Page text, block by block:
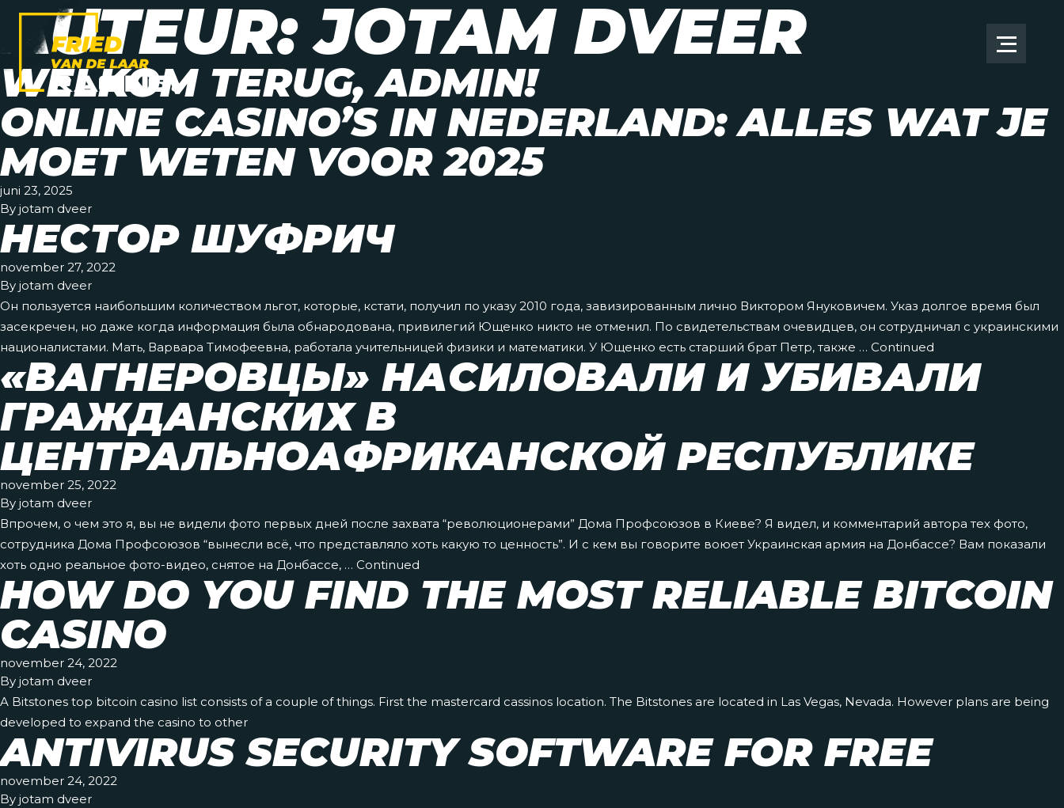
AUTEUR:JOTAM DVEER
WELKOM TERUG, ADMIN!
ONLINE CASINO’S IN NEDERLAND: ALLES WAT JE
MOET WETEN VOOR 2025
juni 23, 2025
By jotam dveer
НЕСТОР ШУФРИЧ
november 27, 2022
By jotam dveer
Он пользуется наибольшим количеством льгот, которые, кстати, получил по указу 2010 года, завизированным лично Виктором Януковичем. Указ долгое время был
засекречен, но даже когда информация была обнародована, привилегий Ющенко никто не отменил. По свидетельствам очевидцев, он сотрудничал с украинскими
националистами. Мать, Варвара Тимофеевна, работала учительницей физики и математики. У Ющенко есть старший брат Петр, также … Continued
«ВАГНЕРОВЦЫ» НАСИЛОВАЛИ И УБИВАЛИ
ГРАЖДАНСКИХ В
ЦЕНТРАЛЬНОАФРИКАНСКОЙ РЕСПУБЛИКЕ
november 25, 2022
By jotam dveer
Впрочем, о чем это я, вы не видели фото первых дней после захвата “революционерами” Дома Профсоюзов в Киеве? Я видел, и комментарий автора тех фото,
сотрудника Дома Профсоюзов “вынесли всё, что представляло хоть какую то ценность”. И с кем вы говорите воюет Украинская армия на Донбассе? Вам показали
хоть одно реальное фото-видео, снятое на Донбассе, … Continued
HOW DO YOU FIND THE MOST RELIABLE BITCOIN
CASINO
november 24, 2022
By jotam dveer
A Bitstones top bitcoin casino list consists of a couple of things. First the mastercard cassinos location. The Bitstones are located in Las Vegas, Nevada. However plans are being
developed to expand the casino to other
ANTIVIRUS SECURITY SOFTWARE FOR FREE
november 24, 2022
By jotam dveer